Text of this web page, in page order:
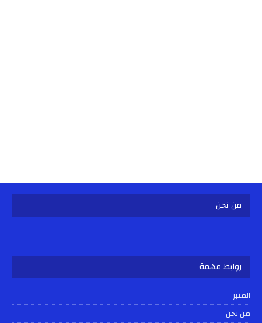
من نحن
روابط مهمة
المنبر
من نحن